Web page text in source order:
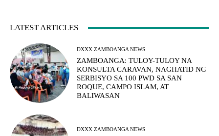
LATEST ARTICLES
DXXX ZAMBOANGA NEWS
ZAMBOANGA: TULOY-TULOY NA
KONSULTA CARAVAN, NAGHATID NG
SERBISYO SA 100 PWD SA SAN
ROQUE, CAMPO ISLAM, AT
BALIWASAN
DXXX ZAMBOANGA NEWS